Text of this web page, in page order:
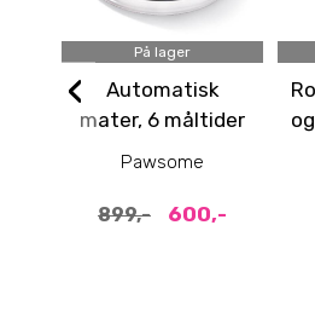
På lager
Automatisk
mater, 6 måltider
Pawsome
899,- 600,-
‹